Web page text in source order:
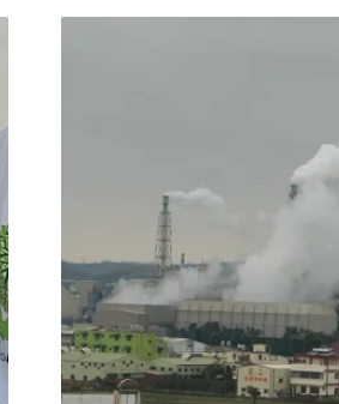
項，改善桃園的空污問題。環團